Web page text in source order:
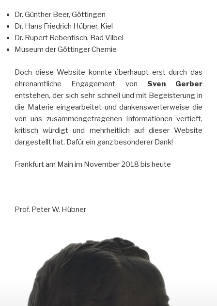
Dr. Günther Beer, Göttingen
Dr. Hans Friedrich Hübner, Kiel
Dr. Rupert Rebentisch, Bad Vilbel
Museum der Göttinger Chemie
Doch diese Website konnte überhaupt erst durch das
ehrenamtliche Engagement von Sven Gerber
entstehen, der sich sehr schnell und mit Begeisterung in
die Materie eingearbeitet und dankenswerterweise die
von uns zusammengetragenen Informationen vertieft,
kritisch würdigt und mehrheitlich auf dieser Website
dargestellt hat. Dafür ein ganz besonderer Dank!
Frankfurt am Main im November 2018 bis heute
Prof. Peter W. Hübner